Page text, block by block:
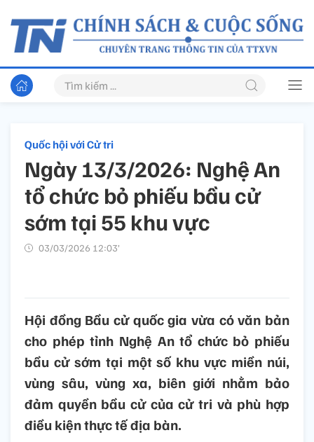
Quốc hội với Cử tri
Ngày 13/3/2026: Nghệ An
tổ chức bỏ phiếu bầu cử
sớm tại 55 khu vực
03/03/2026 12:03’
Hội đồng Bầu cử quốc gia vừa có văn bản
cho phép tỉnh Nghệ An tổ chức bỏ phiếu
bầu cử sớm tại một số khu vực miền núi,
vùng sâu, vùng xa, biên giới nhằm bảo
đảm quyền bầu cử của cử tri và phù hợp
điều kiện thực tế địa bàn.